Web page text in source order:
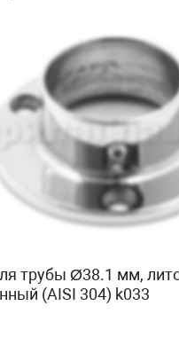
трубы Ø38.1 мм,
(AISI 304) k033